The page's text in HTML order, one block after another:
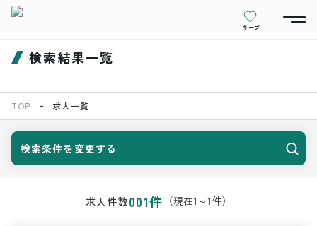
キープ
検索結果一覧
TOP 求人一覧
検索条件を変更する
求人件数001件 （現在1 ～1件）